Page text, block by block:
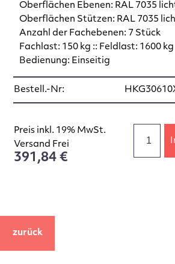
Oberflächen Ebenen: RAL 7035
Oberflächen Stützen: RAL 7035
Anzahl der Fachebenen: 7 Stück
Fachlast: 150 kg :: Feldlast: 1600 kg
Bedienung: Einseitig
Bestell.-Nr:
Preis inkl. 19% MwSt.
Versand Frei
391,84 €
zurück